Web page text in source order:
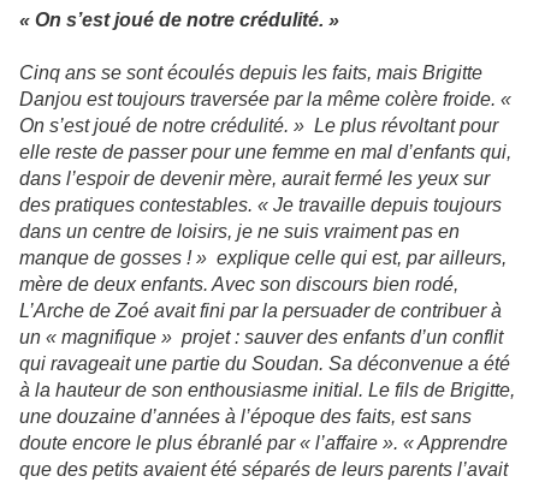
« On s’est joué de notre crédulité. »
Cinq ans se sont écoulés depuis les faits, mais Brigitte
Danjou est toujours traversée par la même colère froide. «
On s’est joué de notre crédulité. » Le plus révoltant pour
elle reste de passer pour une femme en mal d’enfants qui,
dans l’espoir de devenir mère, aurait fermé les yeux sur
des pratiques contestables. « Je travaille depuis toujours
dans un centre de loisirs, je ne suis vraiment pas en
manque de gosses ! » explique celle qui est, par ailleurs,
mère de deux enfants. Avec son discours bien rodé,
L’Arche de Zoé avait fini par la persuader de contribuer à
un « magnifique » projet : sauver des enfants d’un conflit
qui ravageait une partie du Soudan. Sa déconvenue a été
à la hauteur de son enthousiasme initial. Le fils de Brigitte,
une douzaine d’années à l’époque des faits, est sans
doute encore le plus ébranlé par « l’affaire ». « Apprendre
que des petits avaient été séparés de leurs parents l’avait